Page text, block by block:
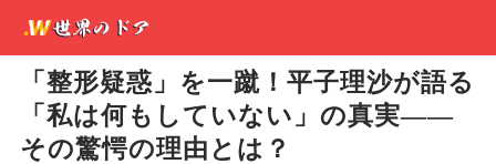
「整形疑惑」を一蹴！平子理沙が語る
「私は何もしていない」の真実——
その驚愕の理由とは？